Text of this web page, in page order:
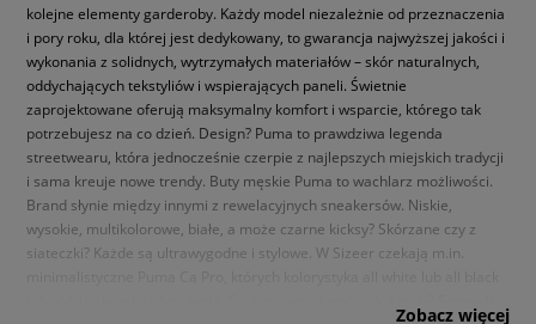
kolejne elementy garderoby. Każdy model niezależnie od przeznaczenia
i pory roku, dla której jest dedykowany, to gwarancja najwyższej jakości i
wykonania z solidnych, wytrzymałych materiałów – skór naturalnych,
oddychających tekstyliów i wspierających paneli. Świetnie
zaprojektowane oferują maksymalny komfort i wsparcie, którego tak
potrzebujesz na co dzień. Design? Puma to prawdziwa legenda
streetwearu, która jednocześnie czerpie z najlepszych miejskich tradycji
i sama kreuje nowe trendy. Buty męskie Puma to wachlarz możliwości.
Brand słynie między innymi z rewelacyjnych sneakersów. Niskie,
wysokie, multikolorowe, białe, a może czarne kicksy? Skórzane czy z
siateczki? Każde są ultrawygodne i stylowe. W Sizeer czekają m.in.
Zobacz więcej